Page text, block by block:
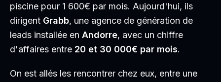
piscine pour 1 600€ par mois. Aujourd'hui, ils
dirigent Grabb, une agence de génération de
leads installée en Andorre, avec un chiffre
d'affaires entre 20 et 30 000€ par mois.
On est allés les rencontrer chez eux, entre une